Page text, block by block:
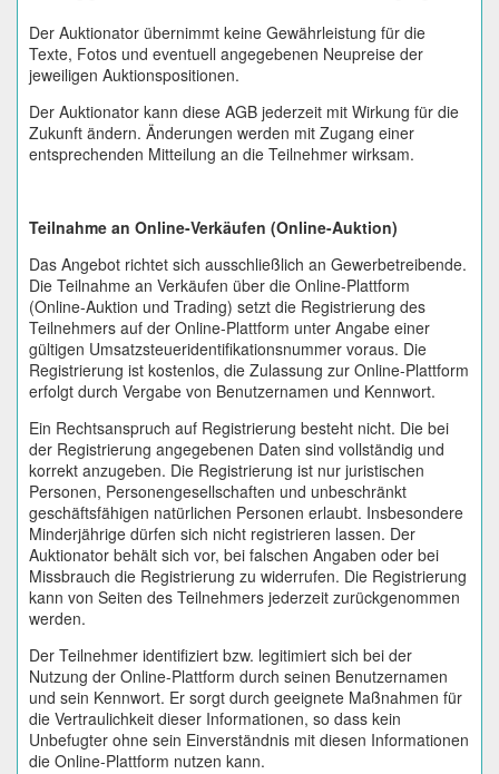
Der Auktionator übernimmt keine Gewährleistung für die
Texte, Fotos und eventuell angegebenen Neupreise der
jeweiligen Auktionspositionen.
Der Auktionator kann diese AGB jederzeit mit Wirkung für die
Zukunft ändern. Änderungen werden mit Zugang einer
entsprechenden Mitteilung an die Teilnehmer wirksam.
Teilnahme an Online-Verkäufen (Online-Auktion)
Das Angebot richtet sich ausschließlich an Gewerbetreibende.
Die Teilnahme an Verkäufen über die Online-Plattform
(Online-Auktion und Trading) setzt die Registrierung des
Teilnehmers auf der Online-Plattform unter Angabe einer
gültigen Umsatzsteueridentifikationsnummer voraus. Die
Registrierung ist kostenlos, die Zulassung zur Online-Plattform
erfolgt durch Vergabe von Benutzernamen und Kennwort.
Ein Rechtsanspruch auf Registrierung besteht nicht. Die bei
der Registrierung angegebenen Daten sind vollständig und
korrekt anzugeben. Die Registrierung ist nur juristischen
Personen, Personengesellschaften und unbeschränkt
geschäftsfähigen natürlichen Personen erlaubt. Insbesondere
Minderjährige dürfen sich nicht registrieren lassen. Der
Auktionator behält sich vor, bei falschen Angaben oder bei
Missbrauch die Registrierung zu widerrufen. Die Registrierung
kann von Seiten des Teilnehmers jederzeit zurückgenommen
werden.
Der Teilnehmer identifiziert bzw. legitimiert sich bei der
Nutzung der Online-Plattform durch seinen Benutzernamen
und sein Kennwort. Er sorgt durch geeignete Maßnahmen für
die Vertraulichkeit dieser Informationen, so dass kein
Unbefugter ohne sein Einverständnis mit diesen Informationen
die Online-Plattform nutzen kann.